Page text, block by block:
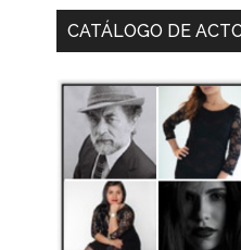
CATÁLOGO DE